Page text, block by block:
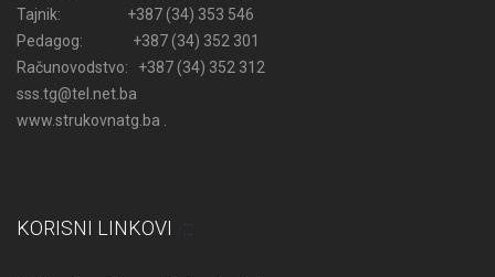
Tajnik: +387 (34) 353 546
Pedagog: +387 (34) 352 301
Računovodstvo: +387 (34) 352 312
sss.tg@tel.net.ba
www.strukovnatg.ba .
KORISNI LINKOVI